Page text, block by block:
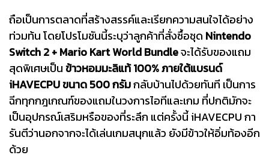
ถือเป็นการตลาดที่สร้างสรรค์และเรียกความสนใจได้อย่าง
ท่วมท้น โดยโปรโมชันนี้ระบุว่าลูกค้าที่สั่งซื้อชุด Nintendo
Switch 2 + Mario Kart World Bundleจะได้รับของแถม
สุดพิเศษเป็นข้าวหอมมะลิแท้ 100% ภายใต้แบรนด์
iHAVECPU ขนาด 500 กรัมกลับบ้านไปด้วยทันที เป็นการ
ฉีกทุกกฎเกณฑ์ของแถมในวงการไอทีและเกม ที่ปกติมักจะ
เป็นอุปกรณ์เสริมหรือของที่ระลึก แต่ครั้งนี้ iHAVECPU กา
รันตีว่านอกจากจะได้เล่นเกมสนุกแล้ว ยังมีข้าวให้อิ่มท้องอีก
ด้วย